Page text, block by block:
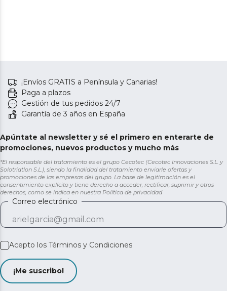
¡Envíos GRATIS a Península y Canarias!
Paga a plazos
Gestión de tus pedidos 24/7
Garantía de 3 años en España
Apúntate al newsletter y sé el primero en enterarte de
promociones, nuevos productos y mucho más
*El responsable del tratamiento es el grupo Cecotec (Cecotec Innovaciones S.L. y
Solotriatlon S.L.), siendo la finalidad del tratamiento enviarle ofertas y
promociones de las empresas del grupo. La base de legitimación es el
consentimiento explícito y tiene derecho a acceder, rectificar, suprimir y otros
derechos, como se indica en nuestra Política de privacidad
Correo electrónico
Acepto los Términos y Condiciones
¡Me suscribo!